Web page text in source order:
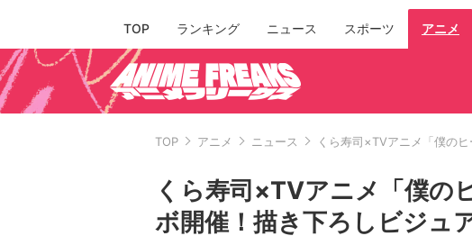
TOP ランキング ニュース スポーツ アニメ
TOP アニメ ニュース くら寿司×TVアニメ「僕の
くら寿司×TVアニメ「僕の
ボ開催！描き下ろしビジュ